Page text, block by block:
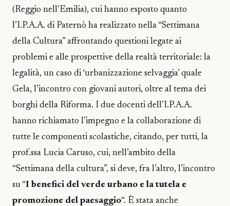
(Reggio nell’Emilia), cui hanno esposto quanto
l’I.P.A.A. di Paternò ha realizzato nella “Settimana
della Cultura” affrontando questioni legate ai
problemi e alle prospettive della realtà territoriale: la
legalità, un caso di ‘urbanizzazione selvaggia’ quale
Gela, l’incontro con giovani autori, oltre al tema dei
borghi della Riforma. I due docenti dell’I.P.A.A.
hanno richiamato l’impegno e la collaborazione di
tutte le componenti scolastiche, citando, per tutti, la
prof.ssa Lucia Caruso, cui, nell’ambito della
“Settimana della cultura”, si deve, fra l’altro, l’incontro
su “I benefici del verde urbano e la tutela e
promozione del paesaggio“. È stata anche